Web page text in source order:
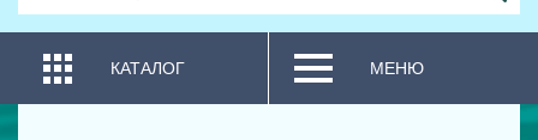
КАТАЛОГ МЕНЮ